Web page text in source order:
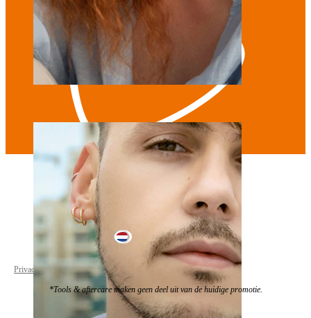
Netherlands
Privacybeleid Cookie Instellingen
*Tools & aftercare maken geen deel uit van de huidige promotie.